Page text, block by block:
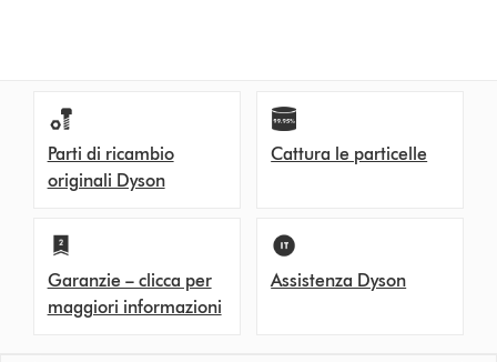
Parti di ricambio
originali Dyson
Cattura le particelle
Garanzie – clicca per
maggiori informazioni
Assistenza Dyson